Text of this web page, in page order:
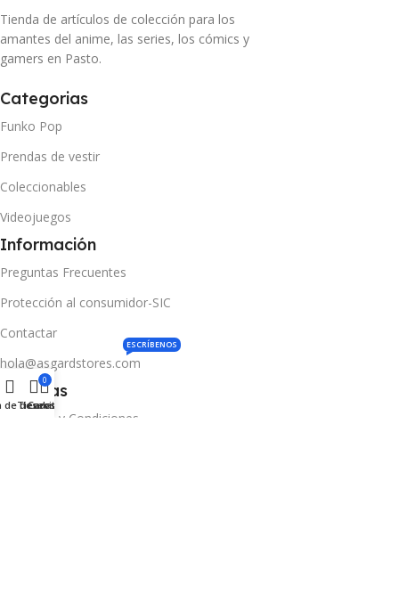
Tienda de artículos de colección para los
amantes del anime, las series, los cómics y
gamers en Pasto.
Categorias
Funko Pop
Prendas de vestir
Coleccionables
Videojuegos
Información
Preguntas Frecuentes
Protección al consumidor-SIC
Contactar
hola@asgardstores.com
ESCRÍBENOS
Políticas
Términos y Condiciones
de deseos
Tienda
0
Carrito